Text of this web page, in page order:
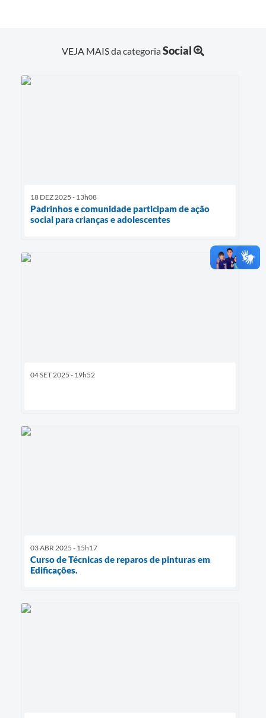
VEJA MAIS da categoriaSocial
18 DEZ 2025 - 13h08
Padrinhos e comunidade participam de ação
social para crianças e adolescentes
04 SET 2025 - 19h52
03 ABR 2025 - 15h17
Curso de Técnicas de reparos de pinturas em
Edificações.